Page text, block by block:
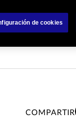
COMPARTIR
de cookies